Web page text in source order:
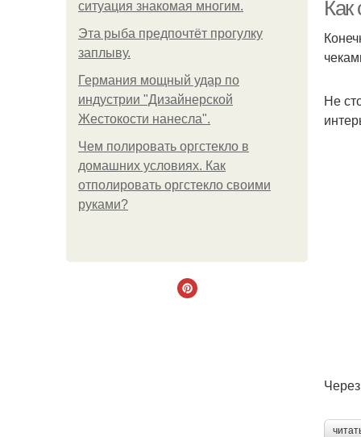
ситуация знакомая многим.
Эта рыба предпочтёт прогулку
заплыву.
Германия мощный удар по
индустрии "Дизайнерской
Жестокости нанесла".
Чем полировать оргстекло в
домашних условиях. Как
отполировать оргстекло своими
руками?
Как
Не